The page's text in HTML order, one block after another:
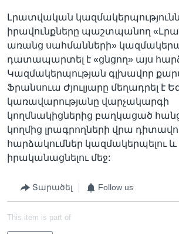
Լրատվական
իրավունքները պաշտպանող
առանց սահմանների»
դատապարտել է «ցնցող» այս
Կազմակերպության գլխավոր
Ֆրանսուա Ժյուլյարը մեղադրել է
կառավարությանը վարչակարգի
կողմնակիցներից բաղկացած
կողմից լրագրողների վրա
հարձակումներ կազմակերպելու և
իրականացնելու մեջ:
Տարածել Follow us
This item is part of